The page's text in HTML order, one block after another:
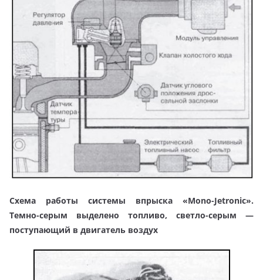
Схема работы системы впрыска «Mono-Jetronic».
Темно-серым выделено топливо, светло-серым —
поступающий в двигатель воздух